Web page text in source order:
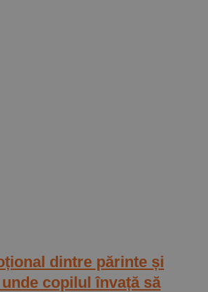
dintre părinte și
copilul învață să